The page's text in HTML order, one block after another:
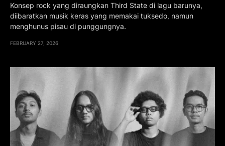
Konsep rock yang diraungkan Third State di lagu barunya,
diibaratkan musik keras yang memakai tuksedo, namun
menghunus pisau di punggungnya.
FEBRUARY 27, 2026